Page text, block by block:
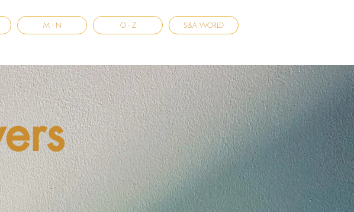
M - N O - Z S&A WORLD